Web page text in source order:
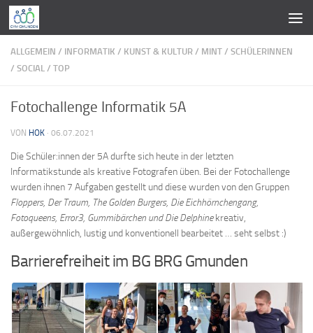
Zum Inhalt springen
ALLGEMEIN / INFORMATIK / KUNST & KULTUR / MINT / SCHÜLERINNEN
/ SOCIAL / TOP
Fotochallenge Informatik 5A
VON HOK · 06.07.2021
Die Schüler:innen der 5A durfte sich heute in der letzten
Informatikstunde als kreative Fotografen üben. Bei der Fotochallenge
wurden ihnen 7 Aufgaben gestellt und diese wurden von den Gruppen
Floppers, Der Traum, The Golden Burgers, Die Eichhörnchengang,
Fotoqueens, Error3, Gummibärchen und Die Delphinekreativ,
außergewöhnlich, lustig und konventionell bearbeitet … seht selbst :)
Barrierefreiheit im BG BRG Gmunden